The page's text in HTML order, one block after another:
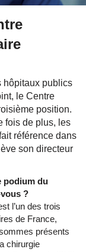
hôpitaux publics
le Centre
position.
fois de plus, les
référence dans
son directeur
podium du
?
l’un des trois
de France,
présents
chirurgie